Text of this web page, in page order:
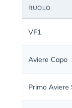
RUOLO
VF1
Aviere Capo
Primo Aviere